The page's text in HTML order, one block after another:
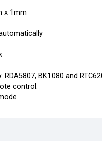
x 1mm
BK1080 and
control.